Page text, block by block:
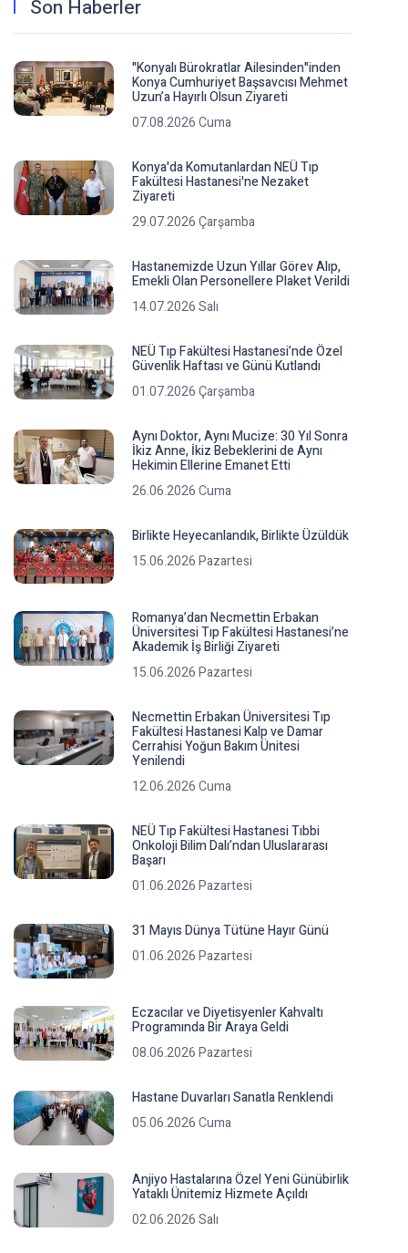
Son Haberler
"Konyalı Bürokratlar Ailesinden"inden
Konya Cumhuriyet Başsavcısı Mehmet
Uzun’a Hayırlı Olsun Ziyareti
07.08.2026 Cuma
Konya'da Komutanlardan NEÜ Tıp
Fakültesi Hastanesi'ne Nezaket
Ziyareti
29.07.2026 Çarşamba
Hastanemizde Uzun Yıllar Görev Alıp,
Emekli Olan Personellere Plaket Verildi
14.07.2026 Salı
NEÜ Tıp Fakültesi Hastanesi’nde Özel
Güvenlik Haftası ve Günü Kutlandı
01.07.2026 Çarşamba
Aynı Doktor, Aynı Mucize: 30 Yıl Sonra
İkiz Anne, İkiz Bebeklerini de Aynı
Hekimin Ellerine Emanet Etti
26.06.2026 Cuma
Birlikte Heyecanlandık, Birlikte Üzüldük
15.06.2026 Pazartesi
Romanya’dan Necmettin Erbakan
Üniversitesi Tıp Fakültesi Hastanesi’ne
Akademik İş Birliği Ziyareti
15.06.2026 Pazartesi
Necmettin Erbakan Üniversitesi Tıp
Fakültesi Hastanesi Kalp ve Damar
Cerrahisi Yoğun Bakım Ünitesi
Yenilendi
12.06.2026 Cuma
NEÜ Tıp Fakültesi Hastanesi Tıbbi
Onkoloji Bilim Dalı’ndan Uluslararası
Başarı
01.06.2026 Pazartesi
31 Mayıs Dünya Tütüne Hayır Günü
01.06.2026 Pazartesi
Eczacılar ve Diyetisyenler Kahvaltı
Programında Bir Araya Geldi
08.06.2026 Pazartesi
Hastane Duvarları Sanatla Renklendi
05.06.2026 Cuma
Anjiyo Hastalarına Özel Yeni Günübirlik
Yataklı Ünitemiz Hizmete Açıldı
02.06.2026 Salı